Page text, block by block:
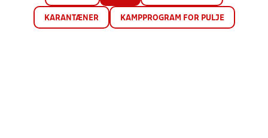
KARANTÆNER KAMPPROGRAM FOR PULJE